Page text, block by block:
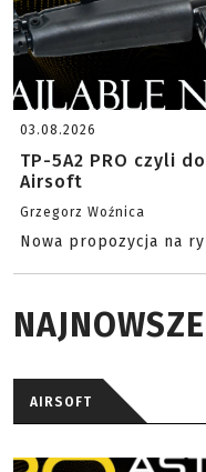
03.08.2026
TP-5A2 PRO czyli
Airsoft
Grzegorz Woźnica
Nowa propozycja na
NAJNOWSZE
AIRSOFT